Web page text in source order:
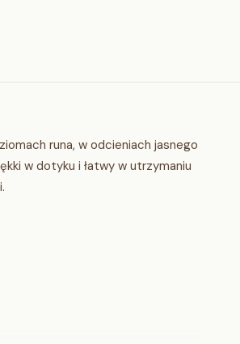
runa, w odcieniach jasnego
w dotyku i łatwy w utrzymaniu